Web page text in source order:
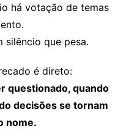
há votação de temas
silêncio que pesa.
é direto:
questionado, quando
decisões se tornam
nome.